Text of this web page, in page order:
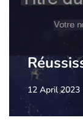
12 April 2023